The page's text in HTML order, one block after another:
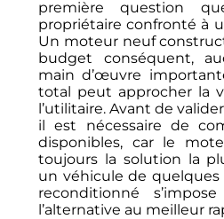
première question
propriétaire confronté à
Un moteur neuf
budget conséquent,
main d’œuvre
total peut approcher la
l’utilitaire. Avant de
il est nécessaire de
disponibles, car le
toujours la solution la
un véhicule de quelques
reconditionné
l’alternative au meilleur